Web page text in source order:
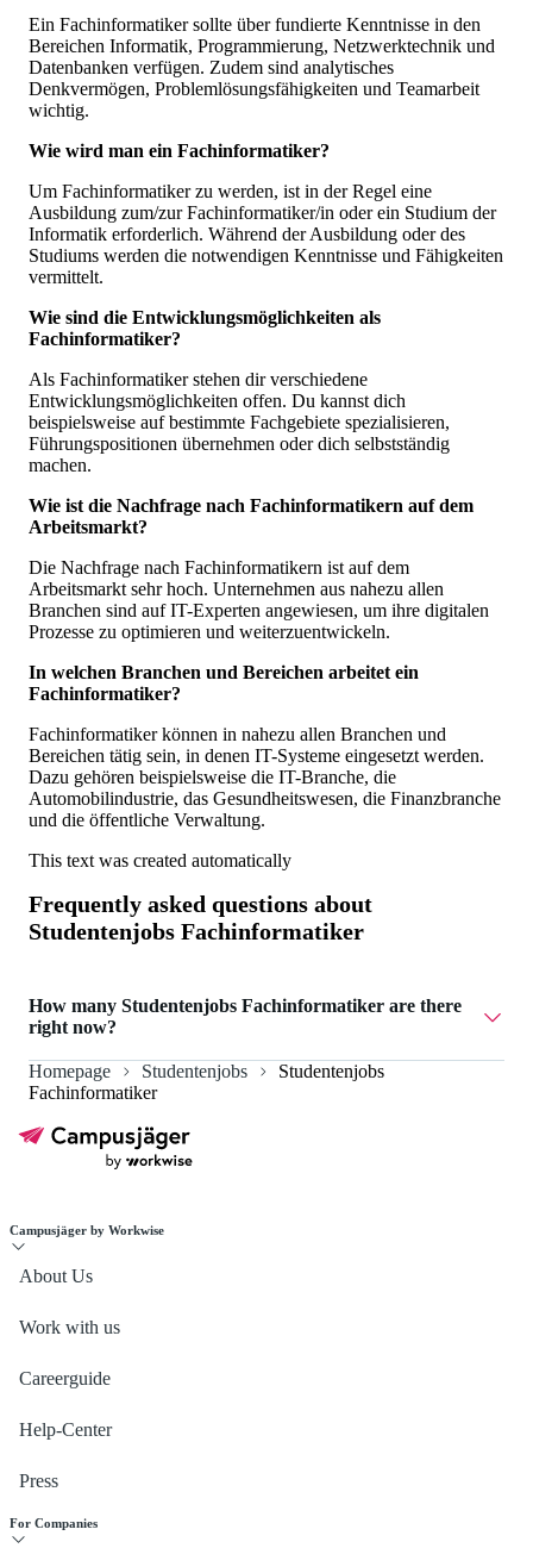
Ein Fachinformatiker sollte über fundierte Kenntnisse in den
Bereichen Informatik, Programmierung, Netzwerktechnik und
Datenbanken verfügen. Zudem sind analytisches
Denkvermögen, Problemlösungsfähigkeiten und Teamarbeit
wichtig.
Wie wird man ein Fachinformatiker?
Um Fachinformatiker zu werden, ist in der Regel eine
Ausbildung zum/zur Fachinformatiker/in oder ein Studium der
Informatik erforderlich. Während der Ausbildung oder des
Studiums werden die notwendigen Kenntnisse und Fähigkeiten
vermittelt.
Wie sind die Entwicklungsmöglichkeiten als
Fachinformatiker?
Als Fachinformatiker stehen dir verschiedene
Entwicklungsmöglichkeiten offen. Du kannst dich
beispielsweise auf bestimmte Fachgebiete spezialisieren,
Führungspositionen übernehmen oder dich selbstständig
machen.
Wie ist die Nachfrage nach Fachinformatikern auf dem
Arbeitsmarkt?
Die Nachfrage nach Fachinformatikern ist auf dem
Arbeitsmarkt sehr hoch. Unternehmen aus nahezu allen
Branchen sind auf IT-Experten angewiesen, um ihre digitalen
Prozesse zu optimieren und weiterzuentwickeln.
In welchen Branchen und Bereichen arbeitet ein
Fachinformatiker?
Fachinformatiker können in nahezu allen Branchen und
Bereichen tätig sein, in denen IT-Systeme eingesetzt werden.
Dazu gehören beispielsweise die IT-Branche, die
Automobilindustrie, das Gesundheitswesen, die Finanzbranche
und die öffentliche Verwaltung.
This text was created automatically
Frequently asked questions about
Studentenjobs Fachinformatiker
How many Studentenjobs Fachinformatiker are there
right now?
Currently there are 41 Studentenjobs Fachinformatiker.
Homepage Studentenjobs
Studentenjobs
Fachinformatiker
Campusjäger by Workwise
About Us
Work with us
Careerguide
Help-Center
Press
For Companies